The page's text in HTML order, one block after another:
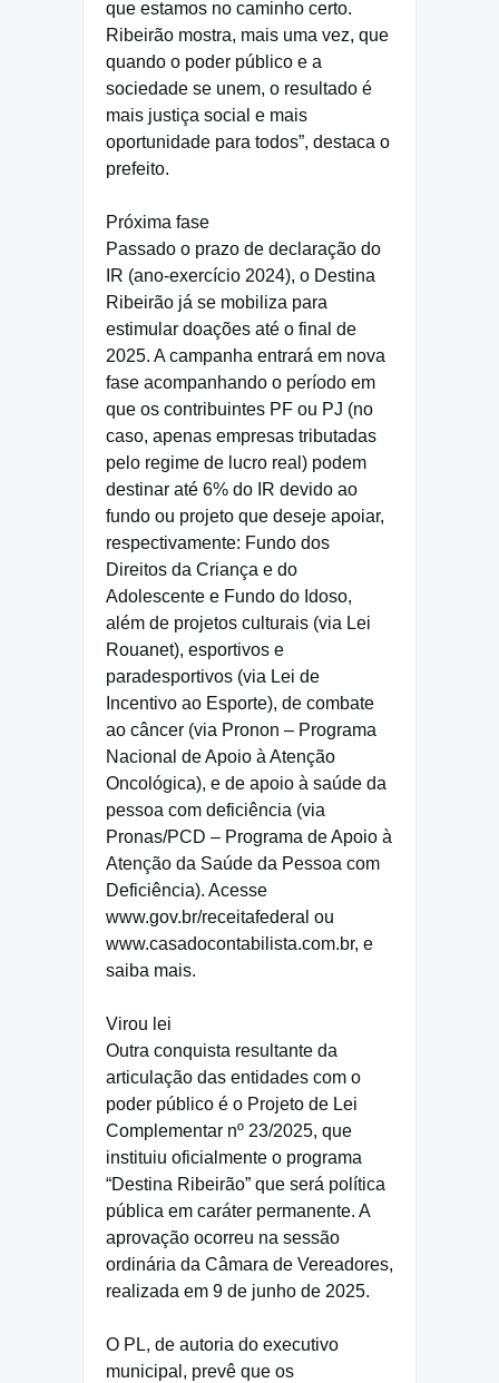
que estamos no caminho certo.
Ribeirão mostra, mais uma vez, que
quando o poder público e a
sociedade se unem, o resultado é
mais justiça social e mais
oportunidade para todos”, destaca o
prefeito.
Próxima fase
Passado o prazo de declaração do
IR (ano-exercício 2024), o Destina
Ribeirão já se mobiliza para
estimular doações até o final de
2025. A campanha entrará em nova
fase acompanhando o período em
que os contribuintes PF ou PJ (no
caso, apenas empresas tributadas
pelo regime de lucro real) podem
destinar até 6% do IR devido ao
fundo ou projeto que deseje apoiar,
respectivamente: Fundo dos
Direitos da Criança e do
Adolescente e Fundo do Idoso,
além de projetos culturais (via Lei
Rouanet), esportivos e
paradesportivos (via Lei de
Incentivo ao Esporte), de combate
ao câncer (via Pronon – Programa
Nacional de Apoio à Atenção
Oncológica), e de apoio à saúde da
pessoa com deficiência (via
Pronas/PCD – Programa de Apoio à
Atenção da Saúde da Pessoa com
Deficiência). Acesse
www.gov.br/receitafederal ou
www.casadocontabilista.com.br, e
saiba mais.
Virou lei
Outra conquista resultante da
articulação das entidades com o
poder público é o Projeto de Lei
Complementar nº 23/2025, que
instituiu oficialmente o programa
“Destina Ribeirão” que será política
pública em caráter permanente. A
aprovação ocorreu na sessão
ordinária da Câmara de Vereadores,
realizada em 9 de junho de 2025.
O PL, de autoria do executivo
municipal, prevê que os